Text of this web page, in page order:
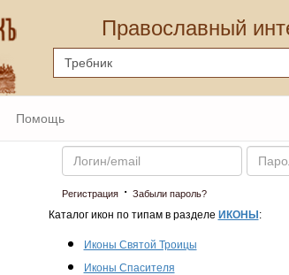
Православный
Помощь
Email Пароль
Регистрация· Забыли пароль?
Каталог икон по типам в разделе ИКОНЫ :
Иконы Святой Троицы
Иконы Спасителя